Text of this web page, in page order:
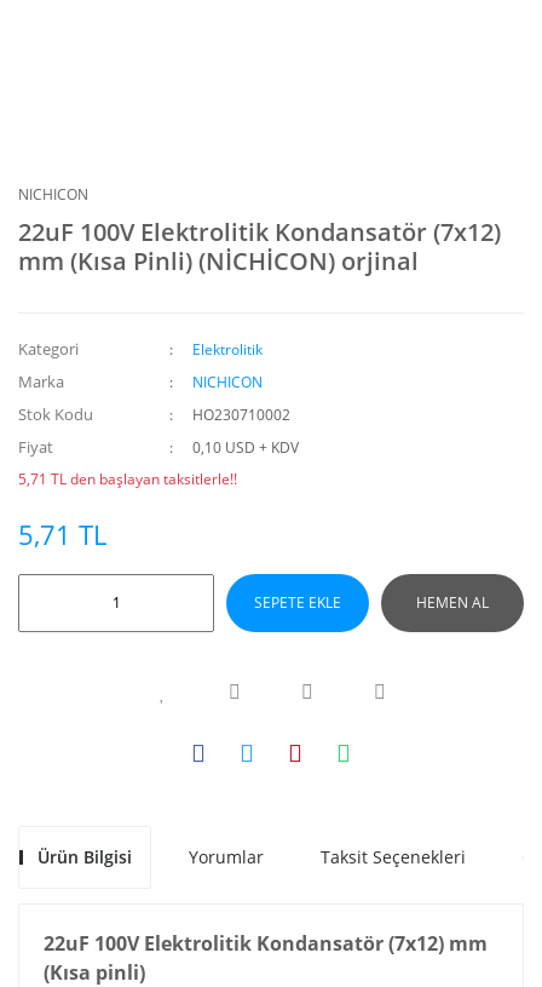
NICHICON
22uF 100V Elektrolitik Kondansatör (7x12)
mm (Kısa Pinli) (NİCHİCON) orjinal
Kategori Elektrolitik
Marka NICHICON
Stok Kodu HO230710002
Fiyat
0,10 USD + KDV
5,71 TL den başlayan taksitlerle!!
5,71 TL
SEPETE EKLE HEMEN AL
Ürün Bilgisi Yorumlar Taksit Seçenekleri
22uF 100V Elektrolitik Kondansatör (7x12) mm
(Kısa pinli)